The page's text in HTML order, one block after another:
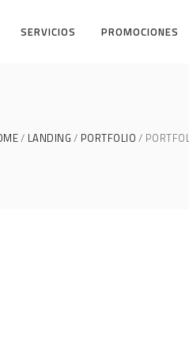
SERVICIOS PROMOCIONES
LANDING PORTFOLIO